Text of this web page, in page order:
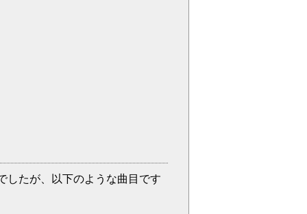
したが、以下のような曲目です